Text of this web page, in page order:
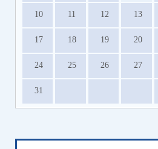
10 11 12 13
17 18 19 20
24 25 26 27
31